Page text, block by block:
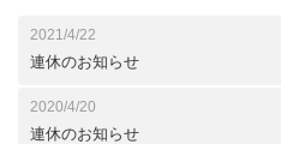
2021/4/22
連休のお知らせ
2020/4/20
連休のお知らせ